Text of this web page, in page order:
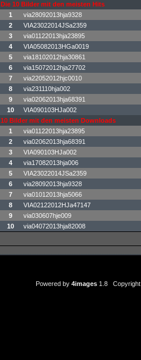
Die 10 Bilder mit den meisten Hits
1
via28092013hja9328
2
VIA23022014JSa2359
3
via01122013hja23895
4
VIA05082013HGa0019
5
via18102012hja30861
6
via15072012hja27702
7
via22052012hjc0010
8
via231110hja002
9
via02062013hja68391
10
VIA090103HJa002
10 Bilder mit den meisten Downloads
1
via01122013hja23895
2
via02062013hja68391
3
VIA090103HJa002
4
via17082013hja006
5
VIA23022014JSa2359
6
via28092013hja9328
7
via01012013hja5066
8
VIA02122012HJa47147
9
via030607hje009
10
via04072013hja82008
Powered by 4images1.8 Copyright